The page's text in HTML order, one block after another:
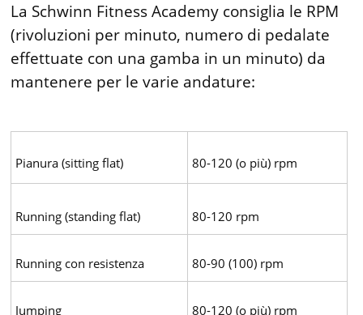
La Schwinn Fitness Academy consiglia le RPM
(rivoluzioni per minuto, numero di pedalate
effettuate con una gamba in un minuto) da
mantenere per le varie andature:
Pianura (sitting flat) 80-120 (o più) rpm
Running (standing flat) 80-120 rpm
Running con resistenza 80-90 (100) rpm
Jumping 80-120 (o più) rpm